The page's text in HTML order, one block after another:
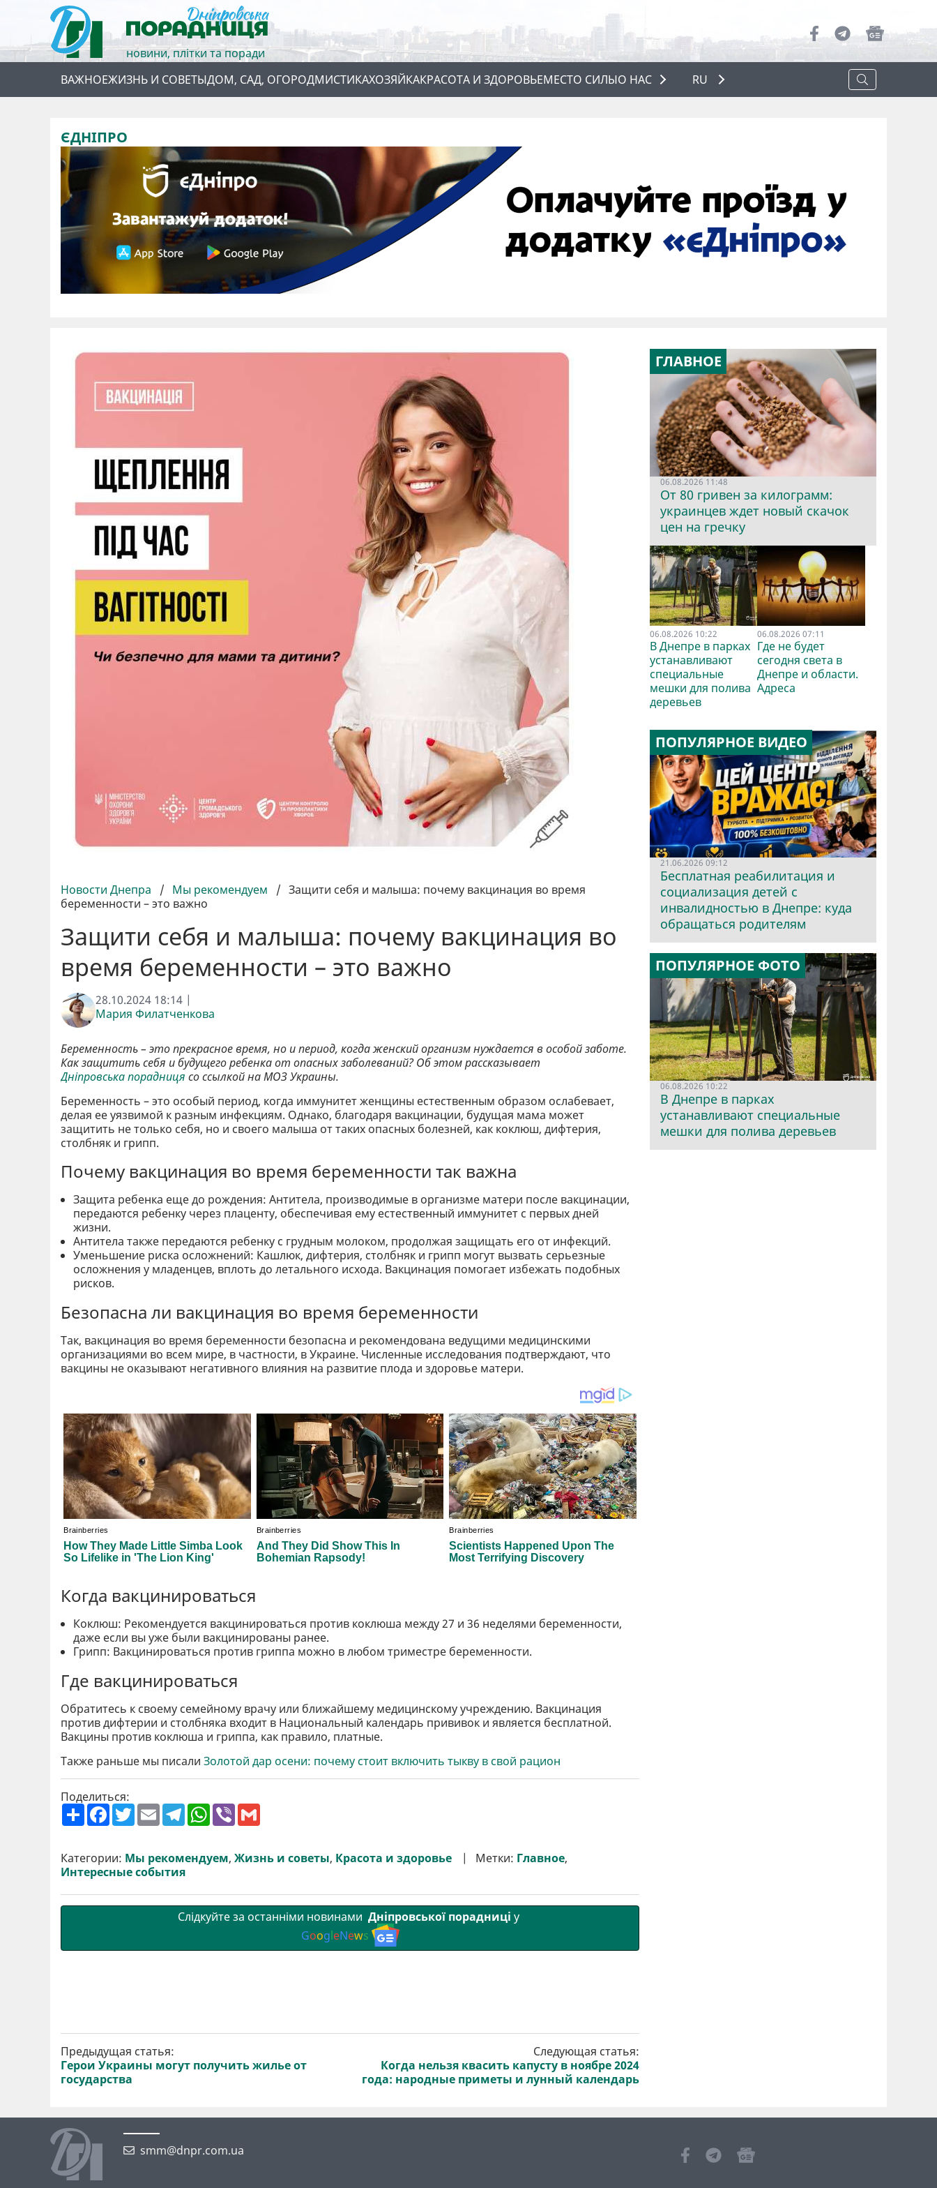
новини, плітки та поради
ВАЖНОЕЖИЗНЬ И СОВЕТЫДОМ, САД, ОГОРОДМИСТИКАХОЗЯЙКАКРАСОТА И ЗДОРОВЬЕМЕСТО СИЛЫО НАС
О НАС
RU
ЄДНІПРО
Новости Днепра / Мы рекомендуем / Защити себя и малыша: почему вакцинация во время
беременности – это важно
Защити себя и малыша: почему вакцинация во
время беременности – это важно
28.10.2024 18:14 |
Мария Филатченкова
Беременность – это прекрасное время, но и период, когда женский организм нуждается в особой заботе.
Как защитить себя и будущего ребенка от опасных заболеваний? Об этом рассказывает
Дніпровська порадниця со ссылкой на МОЗ Украины.
Беременность – это особый период, когда иммунитет женщины естественным образом ослабевает,
делая ее уязвимой к разным инфекциям. Однако, благодаря вакцинации, будущая мама может
защитить не только себя, но и своего малыша от таких опасных болезней, как коклюш, дифтерия,
столбняк и грипп.
Почему вакцинация во время беременности так важна
Защита ребенка еще до рождения: Антитела, производимые в организме матери после вакцинации,
передаются ребенку через плаценту, обеспечивая ему естественный иммунитет с первых дней
жизни.
Антитела также передаются ребенку с грудным молоком, продолжая защищать его от инфекций.
Уменьшение риска осложнений: Кашлюк, дифтерия, столбняк и грипп могут вызвать серьезные
осложнения у младенцев, вплоть до летального исхода. Вакцинация помогает избежать подобных
рисков.
Безопасна ли вакцинация во время беременности
Так, вакцинация во время беременности безопасна и рекомендована ведущими медицинскими
организациями во всем мире, в частности, в Украине. Численные исследования подтверждают, что
вакцины не оказывают негативного влияния на развитие плода и здоровье матери.
Когда вакцинироваться
Коклюш: Рекомендуется вакцинироваться против коклюша между 27 и 36 неделями беременности,
даже если вы уже были вакцинированы ранее.
Грипп: Вакцинироваться против гриппа можно в любом триместре беременности.
Где вакцинироваться
Обратитесь к своему семейному врачу или ближайшему медицинскому учреждению. Вакцинация
против дифтерии и столбняка входит в Национальный календарь прививок и является бесплатной.
Вакцины против коклюша и гриппа, как правило, платные.
Также раньше мы писали Золотой дар осени: почему стоит включить тыкву в свой рацион
Поделиться:
П
о
р
и
т
F
a
b
o
o
T
w
t
e
r
E
m
l
T
e
g
r
a
W
h
s
A
V
r l
Категории: Мы рекомендуем, Жизнь и советы, Красота и здоровье Метки: Главное,
Интересные события
Слідкуйте за останніми новинами Дніпровської порадниці у
GoogleNews
Предыдущая статья:
Герои Украины могут получить жилье от
государства
Следующая статья:
Когда нельзя квасить капусту в ноябре 2024
года: народные приметы и лунный календарь
ГЛАВНОЕ
06.08.2026 11:48
От 80 гривен за килограмм:
украинцев ждет новый скачок
цен на гречку
06.08.2026 10:22
В Днепре в парках
устанавливают
специальные
мешки для полива
деревьев
06.08.2026 07:11
Где не будет
сегодня света в
Днепре и области.
Адреса
ПОПУЛЯРНОЕ ВИДЕО
21.06.2026 09:12
Бесплатная реабилитация и
социализация детей с
инвалидностью в Днепре: куда
обращаться родителям
ПОПУЛЯРНОЕ ФОТО
06.08.2026 10:22
В Днепре в парках
устанавливают специальные
мешки для полива деревьев
smm@dnpr.com.ua